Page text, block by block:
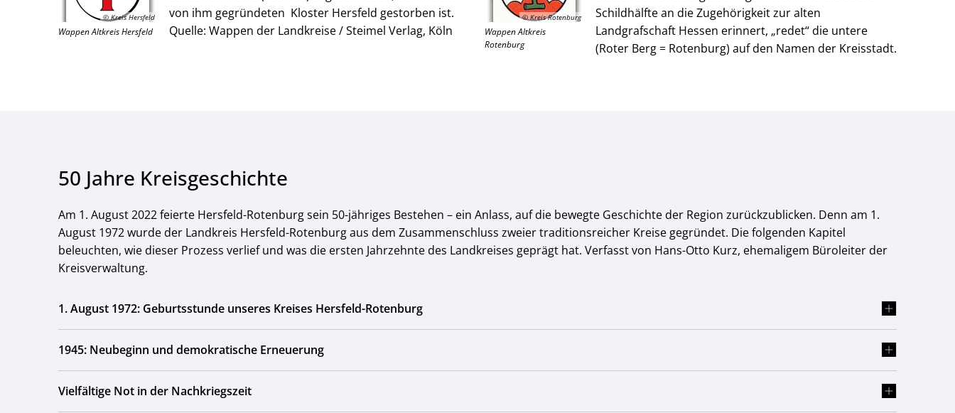
© Kreis Hersfeld
Wappen Altkreis Hersfeld
von ihm gegründeten Kloster Hersfeld gestorben ist.
Quelle: Wappen der Landkreise / Steimel Verlag, Köln
© Kreis Rotenburg
Wappen Altkreis
Rotenburg
Schildhälfte an die Zugehörigkeit zur alten
Landgrafschaft Hessen erinnert, „redet“ die untere
(Roter Berg = Rotenburg) auf den Namen der Kreisstadt.
50 Jahre Kreisgeschichte
Am 1. August 2022 feierte Hersfeld-Rotenburg sein 50-jähriges Bestehen – ein Anlass, auf die bewegte Geschichte der Region zurückzublicken. Denn am 1.
August 1972 wurde der Landkreis Hersfeld-Rotenburg aus dem Zusammenschluss zweier traditionsreicher Kreise gegründet. Die folgenden Kapitel
beleuchten, wie dieser Prozess verlief und was die ersten Jahrzehnte des Landkreises geprägt hat. Verfasst von Hans-Otto Kurz, ehemaligem Büroleiter der
Kreisverwaltung.
1. August 1972: Geburtsstunde unseres Kreises Hersfeld-Rotenburg
1945: Neubeginn und demokratische Erneuerung
Vielfältige Not in der Nachkriegszeit